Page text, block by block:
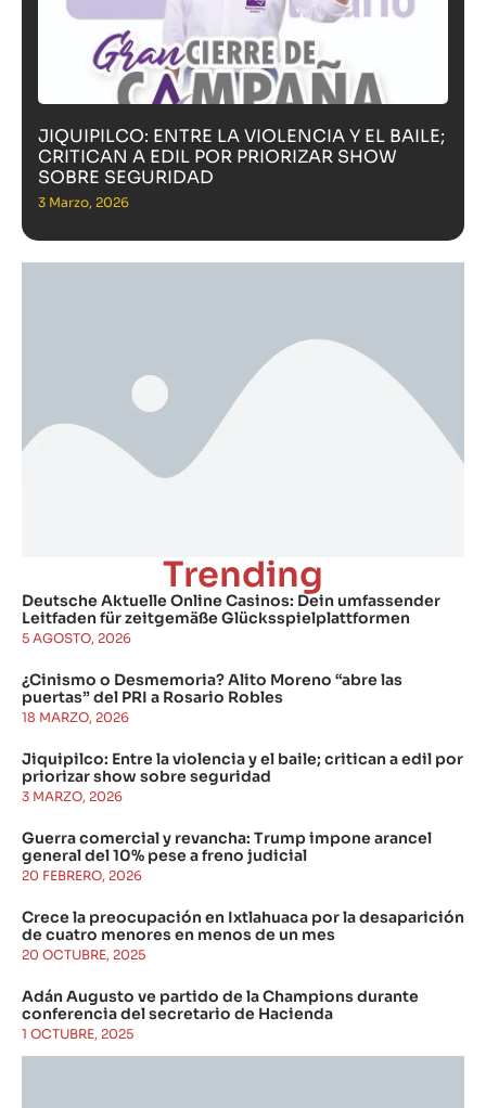
JIQUIPILCO: ENTRE LA VIOLENCIA Y EL BAILE;
CRITICAN A EDIL POR PRIORIZAR SHOW
SOBRE SEGURIDAD
3 Marzo, 2026
Trending
Deutsche Aktuelle Online Casinos: Dein umfassender
Leitfaden für zeitgemäße Glücksspielplattformen
5 AGOSTO, 2026
¿Cinismo o Desmemoria? Alito Moreno “abre las
puertas” del PRI a Rosario Robles
18 MARZO, 2026
Jiquipilco: Entre la violencia y el baile; critican a edil por
priorizar show sobre seguridad
3 MARZO, 2026
Guerra comercial y revancha: Trump impone arancel
general del 10% pese a freno judicial
20 FEBRERO, 2026
Crece la preocupación en Ixtlahuaca por la desaparición
de cuatro menores en menos de un mes
20 OCTUBRE, 2025
Adán Augusto ve partido de la Champions durante
conferencia del secretario de Hacienda
1 OCTUBRE, 2025